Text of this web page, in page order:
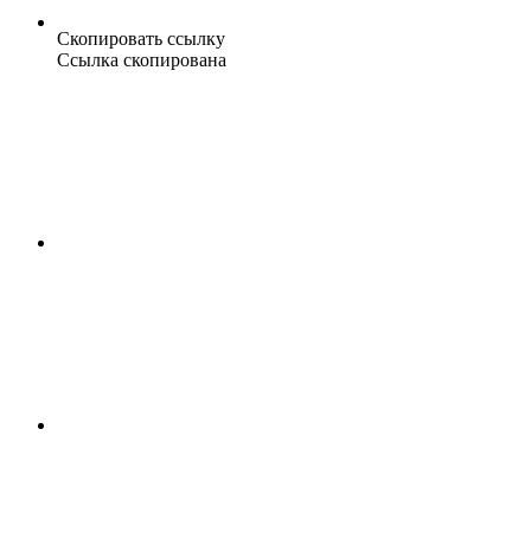
Скопировать ссылку
Ссылка скопирована